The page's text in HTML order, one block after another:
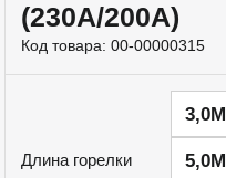
(230A/200А)
Код товара: 00-00000315
Длина горелки
3,0М
5,0М